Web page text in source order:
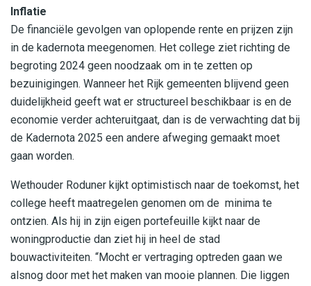
Inflatie
De financiële gevolgen van oplopende rente en prijzen zijn
in de kadernota meegenomen. Het college ziet richting de
begroting 2024 geen noodzaak om in te zetten op
bezuinigingen. Wanneer het Rijk gemeenten blijvend geen
duidelijkheid geeft wat er structureel beschikbaar is en de
economie verder achteruitgaat, dan is de verwachting dat bij
de Kadernota 2025 een andere afweging gemaakt moet
gaan worden.
Wethouder Roduner kijkt optimistisch naar de toekomst, het
college heeft maatregelen genomen om de minima te
ontzien. Als hij in zijn eigen portefeuille kijkt naar de
woningproductie dan ziet hij in heel de stad
bouwactiviteiten. “Mocht er vertraging optreden gaan we
alsnog door met het maken van mooie plannen. Die liggen